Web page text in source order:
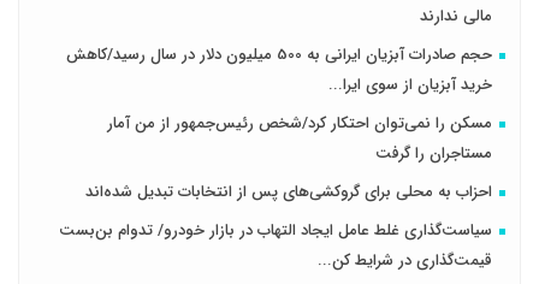
مالی ندارند
حجم صادرات آبزیان ایرانی به 500 میلیون دلار در سال رسید/کاهش
خرید آبزیان از سوی ایرا...
مسکن را نمی‌توان احتکار کرد/شخص رئیس‌جمهور از من آمار
مستاجران را گرفت
احزاب به محلی برای گروکشی‌های پس از انتخابات تبدیل شده‌اند
سیاست‌گذاری غلط عامل ایجاد التهاب در بازار خودرو/ تدوام بن‌بست
قیمت‌گذاری در شرایط کن...